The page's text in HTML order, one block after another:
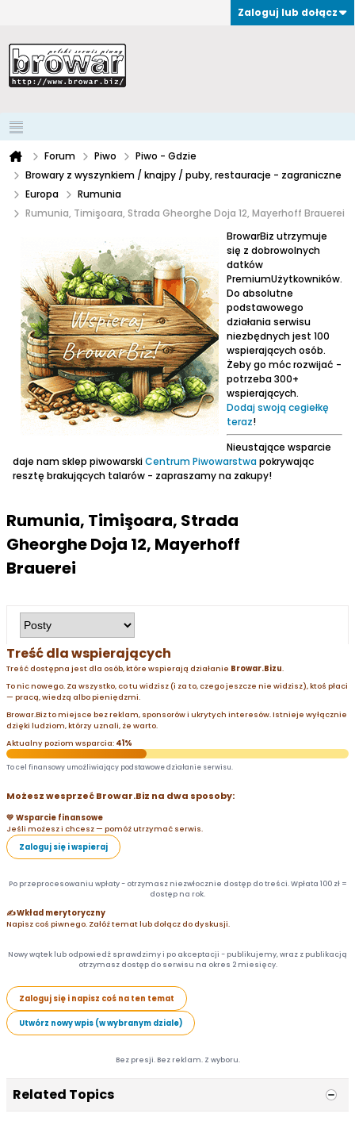
Zaloguj lub dołącz
Forum Piwo
Piwo - Gdzie
Browary z wyszynkiem / knajpy / puby, restauracje - zagraniczne
Europa
Rumunia
Rumunia, Timişoara, Strada Gheorghe Doja 12, Mayerhoff Brauerei
BrowarBiz utrzymuje
się z dobrowolnych
datków
PremiumUżytkowników.
Do absolutne
podstawowego
działania serwisu
niezbędnych jest 100
wspierających osób.
Żeby go móc rozwijać -
potrzeba 300+
wspierających.
Dodaj swoją cegiełkę
teraz!
Nieustające wsparcie
daje nam sklep piwowarskiCentrum Piwowarstwapokrywając
resztę brakujących talarów - zapraszamy na zakupy!
Rumunia, Timişoara, Strada
Gheorghe Doja 12, Mayerhoff
Brauerei
Treść dla wspierających
Treść dostępna jest dla osób, które wspierają działanie Browar.Bizu.
To nic nowego. Za wszystko, co tu widzisz (i za to, czego jeszcze nie widzisz), ktoś płaci
— pracą, wiedzą albo pieniędzmi.
Browar.Biz to miejsce bez reklam, sponsorów i ukrytych interesów. Istnieje wyłącznie
dzięki ludziom, którzy uznali, że warto.
Aktualny poziom wsparcia: 41%
To cel finansowy umożliwiający podstawowe działanie serwisu.
Możesz wesprzeć Browar.Biz na dwa sposoby:
💛 Wsparcie finansowe
Jeśli możesz i chcesz — pomóż utrzymać serwis.
Zaloguj się i wspieraj
Po przeprocesowaniu wpłaty - otrzymasz niezwłocznie dostęp do treści. Wpłata 100 zł =
dostęp na rok.
✍️ Wkład merytoryczny
Napisz coś piwnego. Załóż temat lub dołącz do dyskusji.
Nowy wątek lub odpowiedź sprawdzimy i po akceptacji - publikujemy, wraz z publikacją
otrzymasz dostęp do serwisu na okres 2 miesięcy.
Zaloguj się i napisz coś na ten temat
Utwórz nowy wpis (w wybranym dziale)
Bez presji. Bez reklam. Z wyboru.
Related Topics